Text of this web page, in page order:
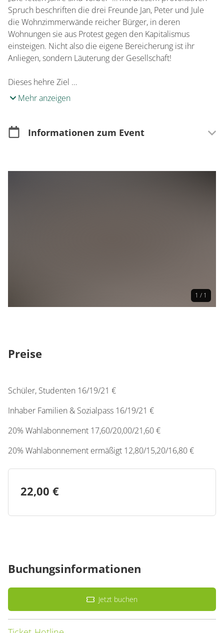
Spruch beschriften die drei Freunde Jan, Peter und Jule
die Wohnzimmerwände reicher Bürger, in deren
Wohnungen sie aus Protest gegen den Kapitalismus
einsteigen. Nicht also die eigene Bereicherung ist ihr
Anliegen, sondern Läuterung der Gesellschaft!
Dieses hehre Ziel …
Mehr anzeigen
Informationen zum Event
1 / 1
Preise
Schüler, Studenten 16/19/21 €
Inhaber Familien & Sozialpass 16/19/21 €
20% Wahlabonnement 17,60/20,00/21,60 €
20% Wahlabonnement ermäßigt 12,80/15,20/16,80 €
22,00 €
Buchungsinformationen
Jetzt buchen